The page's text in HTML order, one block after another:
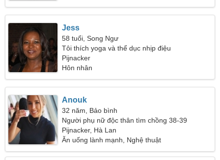
Jess
58 tuổi, Song Ngư
Tôi thích yoga và thể dục nhịp điệu
Pijnacker
Hôn nhân
Anouk
32 năm, Bảo bình
Người phụ nữ độc thân tìm chồng 38-39
Pijnacker, Hà Lan
Ăn uống lành mạnh, Nghệ thuật